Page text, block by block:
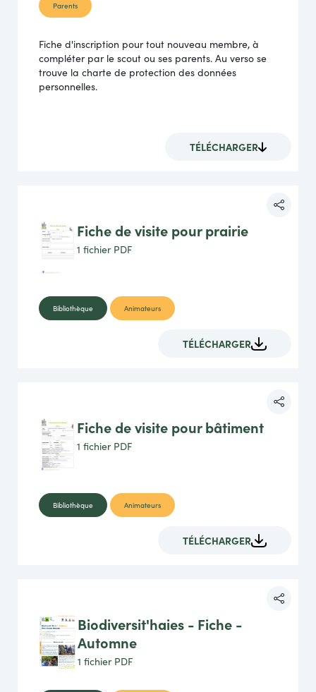
Parents
Fiche d'inscription pour tout nouveau membre, à
compléter par le scout ou ses parents. Au verso se
trouve la charte de protection des données
personnelles.
TÉLÉCHARGER
Fiche de visite pour prairie
1 fichier PDF
Bibliothèque Animateurs
TÉLÉCHARGER
Fiche de visite pour bâtiment
1 fichier PDF
Bibliothèque Animateurs
TÉLÉCHARGER
Biodiversit'haies - Fiche -
Automne
1 fichier PDF